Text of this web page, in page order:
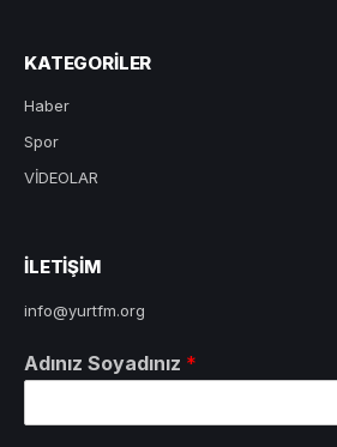
KATEGORILER
Haber
Spor
VİDEOLAR
ILETIŞIM
info@yurtfm.org
Adınız Soyadınız *